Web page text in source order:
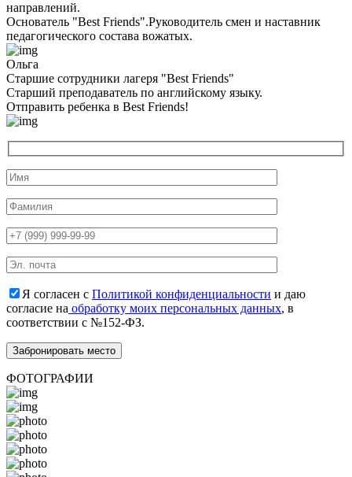
направлений.
Основатель "Best Friends".Руководитель смен и наставник
педагогического состава вожатых.
Ольга
Старшие сотрудники лагеря "Best Friends"
Cтарший преподаватель по английскому языку.
Отправить ребенка в Best Friends!
Я согласен с Политикой конфиденциальности и даю
согласие на обработку моих персональных данных, в
соответствии с №152-ФЗ.
ФОТОГРАФИИ